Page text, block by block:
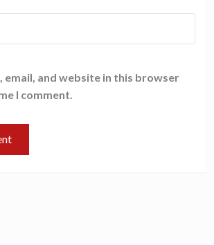
email, and website in this browser
I comment.